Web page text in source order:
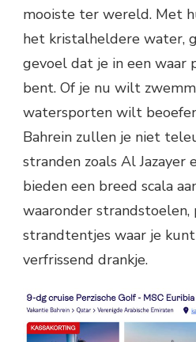
mooiste ter wereld. Met
het kristalheldere water,
gevoel dat je in een waar
bent. Of je nu wilt
watersporten wilt
Bahrein zullen je niet
stranden zoals Al Jazayer
bieden een breed scala
waaronder strandstoelen,
strandtentjes waar je
verfrissend drankje.